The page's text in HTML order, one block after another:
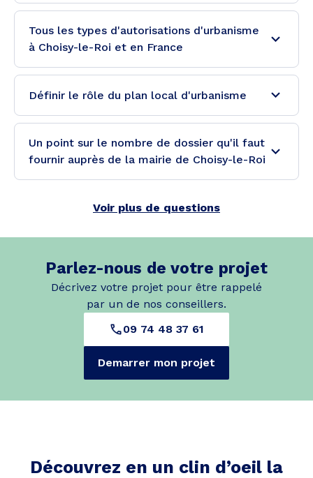
Tous les types d'autorisations d'urbanisme
à Choisy-le-Roi et en France
Définir le rôle du plan local d'urbanisme
Un point sur le nombre de dossier qu'il faut
fournir auprès de la mairie de Choisy-le-Roi
Voir plus de questions
Parlez-nous de votre projet
Décrivez votre projet pour être rappelé
par un de nos conseillers.
09 74 48 37 61
Demarrer mon projet
Découvrez en un clin d’oeil la